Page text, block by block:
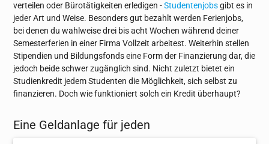
verteilen oder Bürotätigkeiten erledigen -Studentenjobsgibt es in
jeder Art und Weise. Besonders gut bezahlt werden Ferienjobs,
bei denen du wahlweise drei bis acht Wochen während deiner
Semesterferien in einer Firma Vollzeit arbeitest. Weiterhin stellen
Stipendien und Bildungsfonds eine Form der Finanzierung dar, die
jedoch beide schwer zugänglich sind. Nicht zuletzt bietet ein
Studienkredit jedem Studenten die Möglichkeit, sich selbst zu
finanzieren. Doch wie funktioniert solch ein Kredit überhaupt?
Eine Geldanlage für jeden